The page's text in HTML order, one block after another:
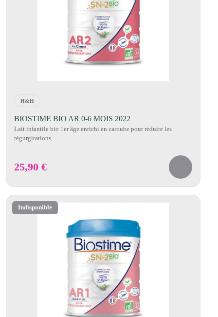
H&H
BIOSTIME BIO AR 0-6 MOIS 2022
Lait infantile bio 1er âge enrichi en caroube pour réduire les
régurgitations...
25,90 €
Indisponible